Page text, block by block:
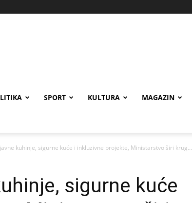
SPORT KULTURA MAGAZIN
kuhinje, sigurne kuće i inkluzivne projekte, Ministarstvo širi krug...
sigurne kuće